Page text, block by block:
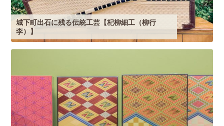
城下町出石に残る伝統工芸【杞柳細工（柳行
李）】